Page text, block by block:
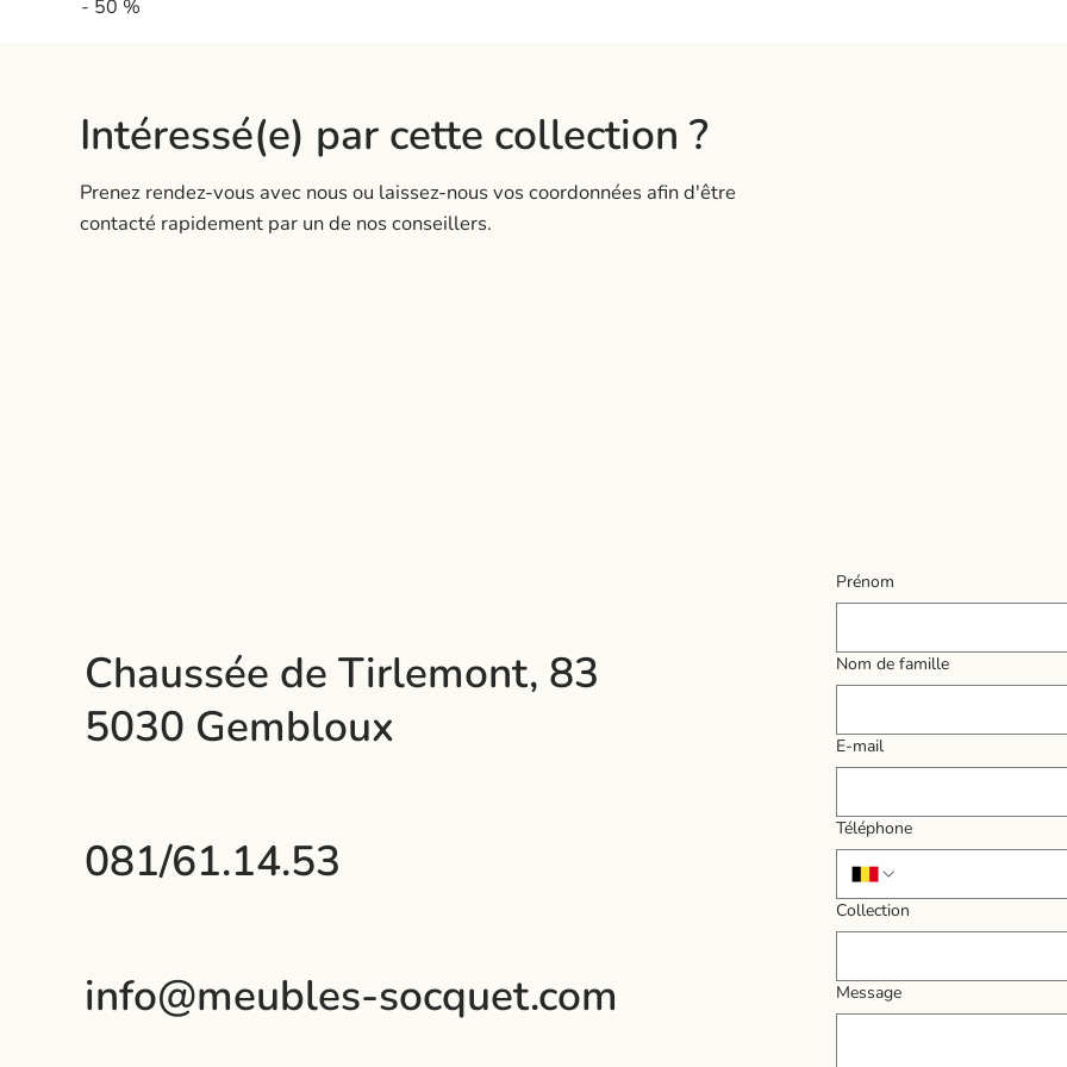
- 50 %
Intéressé(e) par cette collection ?
Prenez rendez-vous avec nous ou laissez-nous vos coordonnées afin d'être
contacté rapidement par un de nos conseillers.
Prénom
Nom de famille
E‑mail
Téléphone
Collection
Message
Chaussée de Tirlemont, 83
5030 Gembloux
081/61.14.53
info@meubles-socquet.com